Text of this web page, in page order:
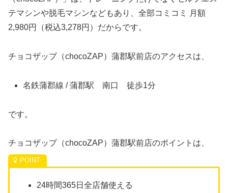
テマシンや脱毛マシンなどもあり、全部コミコミ 月額
2,980円（税込3,278円）だからです。
チョコザップ（chocoZAP）蒲郡駅前店のアクセスは、
名鉄蒲郡線 / 蒲郡駅 南口 徒歩1分
です。
チョコザップ（chocoZAP）蒲郡駅前店のポイントは、
24時間365日全店舗使える